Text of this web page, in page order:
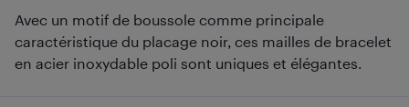
Avec un motif de boussole comme principale
caractéristique du placage noir, ces mailles de bracelet
en acier inoxydable poli sont uniques et élégantes.